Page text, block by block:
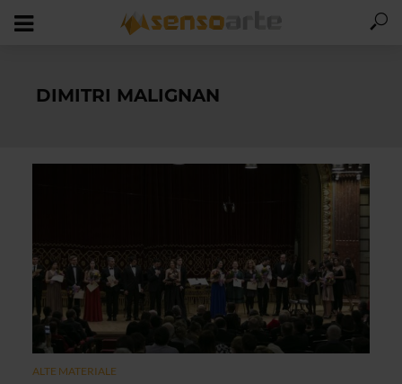
DIMITRI MALIGNAN
ALTE MATERIALE